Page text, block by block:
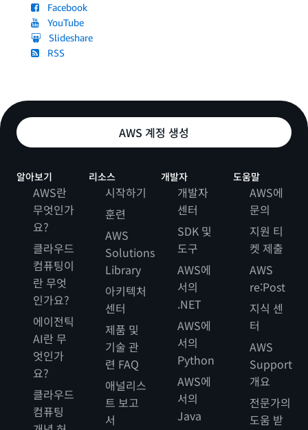
Facebook
YouTube
Slideshare
RSS
AWS 계정 생성
알아보기
AWS란
무엇인가
요?
클라우드
컴퓨팅이
란 무엇
인가요?
에이전틱
AI란 무
엇인가
요?
클라우드
컴퓨팅
리소스
시작하기
훈련
AWS
Solutions
Library
아키텍처
센터
제품 및
기술 관
련 FAQ
애널리스
트 보고
서
개발자
개발자
센터
SDK 및
도구
AWS에
서의
.NET
AWS에
서의
Python
AWS에
서의
Java
도움말
AWS에
문의
지원 티
켓 제출
AWS
re:Post
지식 센
터
AWS
Support
개요
전문가의
도움 받